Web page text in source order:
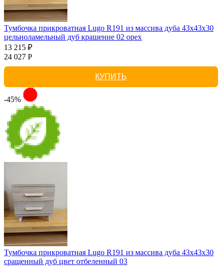
Тумбочка прикроватная Lugo R191 из массива дуба 43х43х30
цельноламельный дуб крашение 02 орех
13 215 ₽
24 027 Р
КУПИТЬ
-45%
Тумбочка прикроватная Lugo R191 из массива дуба 43х43х30
сращенный дуб цвет отбеленный 03